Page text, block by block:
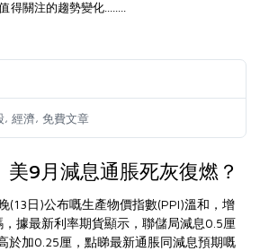
得關注的趨勢變化........
, 經濟, 免費文章
美9月減息通脹死灰復燃？
(13日)公布嘅生產物價指數(PPI)溫和，增
據最新利率期貨顯示，聯儲局減息0.5厘
於加0.25厘，點睇最新通脹同減息預期嘅